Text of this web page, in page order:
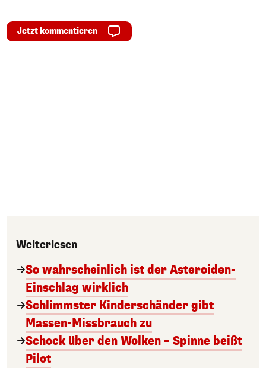
Jetzt kommentieren
Weiterlesen
So wahrscheinlich ist der Asteroiden-
Einschlag wirklich
Schlimmster Kinderschänder gibt
Massen-Missbrauch zu
Schock über den Wolken – Spinne beißt
Pilot